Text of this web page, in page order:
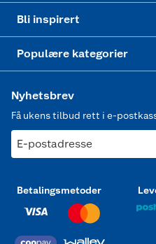
Bli inspirert
Populære kategorier
Nyhetsbrev
Få ukens tilbud rett i e-
E-postadresse
Betalingsmetoder